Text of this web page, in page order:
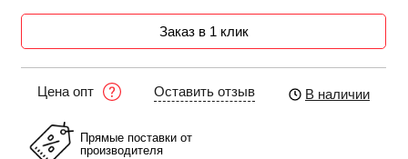
Заказ в 1 клик
Цена опт Оставить отзыв В наличии
Прямые поставки от
производителя